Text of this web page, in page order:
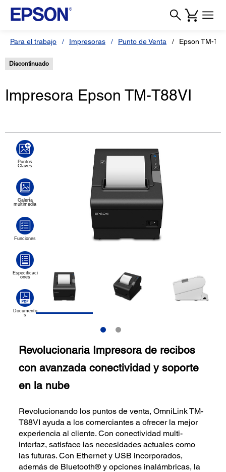
Para el trabajo Impresoras Punto de Venta Epson TM-
Discontinuado
Impresora Epson TM-T88VI
Revolucionaria Impresora de recibos
con avanzada conectividad y soporte
en la nube
Revolucionando los puntos de venta, OmniLink TM-
T88VI ayuda a los comerciantes a ofrecer la mejor
experiencia al cliente. Con conectividad multi-
interfaz, satisface las necesidades actuales como
las futuras. Con Ethernet y USB incorporados,
además de Bluetooth® y opciones inalámbricas, la